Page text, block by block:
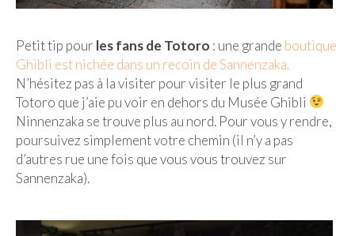
Petit tip pour les fans de Totoro : une grande boutique
Ghibli est nichée dans un recoin de Sannenzaka.
N’hésitez pas à la visiter pour visiter le plus grand
Totoro que j’aie pu voir en dehors du Musée Ghibli
Ninnenzaka se trouve plus au nord. Pour vous y rendre,
poursuivez simplement votre chemin (il n’y a pas
d’autres rue une fois que vous vous trouvez sur
Sannenzaka).